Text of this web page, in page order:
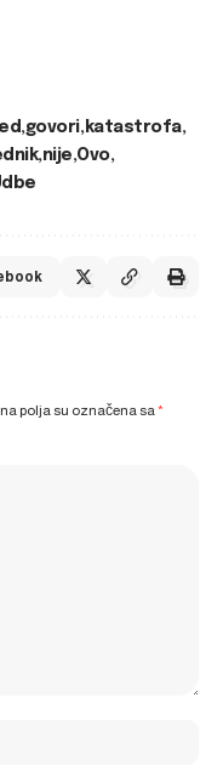
govori katastrofa
nije Ovo
polja su označena sa*